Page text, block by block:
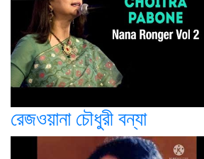
রেজওয়ানা চৌধুরী বন্যা